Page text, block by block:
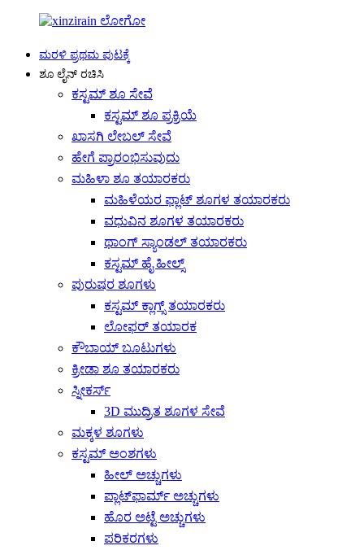
ಮರಳಿ ಪ್ರಥಮ ಪುಟಕ್ಕೆ
ಶೂ ಲೈನ್ ರಚಿಸಿ
ಕಸ್ಟಮ್ ಶೂ ಸೇವೆ
ಕಸ್ಟಮ್ ಶೂ ಪ್ರಕ್ರಿಯೆ
ಖಾಸಗಿ ಲೇಬಲ್ ಸೇವೆ
ಹೇಗೆ ಪ್ರಾರಂಭಿಸುವುದು
ಮಹಿಳಾ ಶೂ ತಯಾರಕರು
ಮಹಿಳೆಯರ ಫ್ಲಾಟ್ ಶೂಗಳ ತಯಾರಕರು
ವಧುವಿನ ಶೂಗಳ ತಯಾರಕರು
ಥಾಂಗ್ ಸ್ಯಾಂಡಲ್ ತಯಾರಕರು
ಕಸ್ಟಮ್ ಹೈ ಹೀಲ್ಸ್
ಪುರುಷರ ಶೂಗಳು
ಕಸ್ಟಮ್ ಕ್ಲಾಗ್ಸ್ ತಯಾರಕರು
ಲೋಫರ್ ತಯಾರಕ
ಕೌಬಾಯ್ ಬೂಟುಗಳು
ಕ್ರೀಡಾ ಶೂ ತಯಾರಕರು
ಸ್ನೀಕರ್ಸ್
3D ಮುದ್ರಿತ ಶೂಗಳ ಸೇವೆ
ಮಕ್ಕಳ ಶೂಗಳು
ಕಸ್ಟಮ್ ಅಂಶಗಳು
ಹೀಲ್ ಅಚ್ಚುಗಳು
ಪ್ಲಾಟ್‌ಫಾರ್ಮ್ ಅಚ್ಚುಗಳು
ಹೊರ ಅಟ್ಟೆ ಅಚ್ಚುಗಳು
ಪರಿಕರಗಳು